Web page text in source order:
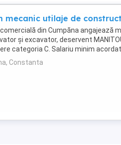
mecanic utilaje de
din Cumpăna angajează
și excavator, deservent
categoria C. Salariu minim
Constanta